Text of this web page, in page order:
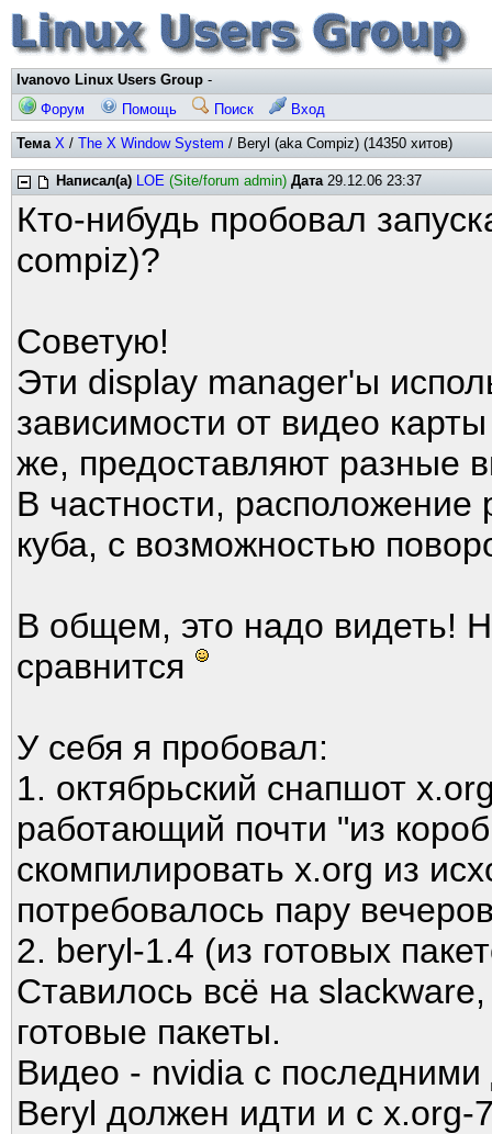
Ivanovo Linux Users Group -
Форум
Помощь Поиск Вход
Тема X / The X Window System / Beryl (aka Compiz) (14350 хитов)
Написал(а) LOE (Site/forum admin) Дата29.12.06 23:37
Кто-нибудь пробовал
compiz)?
Советую!
Эти display manager'ы
зависимости от видео
же, предоставляют разные
В частности, расположение
куба, с возможностью
В общем, это надо видеть!
сравнится
У себя я пробовал:
1. октябрьский снапшот
работающий почти "из
скомпилировать x.org из
потребовалось пару
2. beryl-1.4 (из готовых
Ставилось всё на
готовые пакеты.
Видео - nvidia с
Beryl должен идти и с x.org-